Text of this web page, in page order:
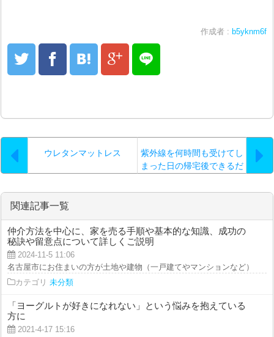
作成者 : b5yknm6f
ウレタンマットレス
紫外線を何時間も受けてし
まった日の帰宅後できるだ
関連記事一覧
仲介方法を中心に、家を売る手順や基本的な知識、成功の
秘訣や留意点について詳しくご説明
2024-11-5 11:06
名古屋市にお住まいの方が土地や建物（一戸建てやマンションなど）を売
カテゴリ 未分類
「ヨーグルトが好きになれない」という悩みを抱えている
方に
2021-4-17 15:16